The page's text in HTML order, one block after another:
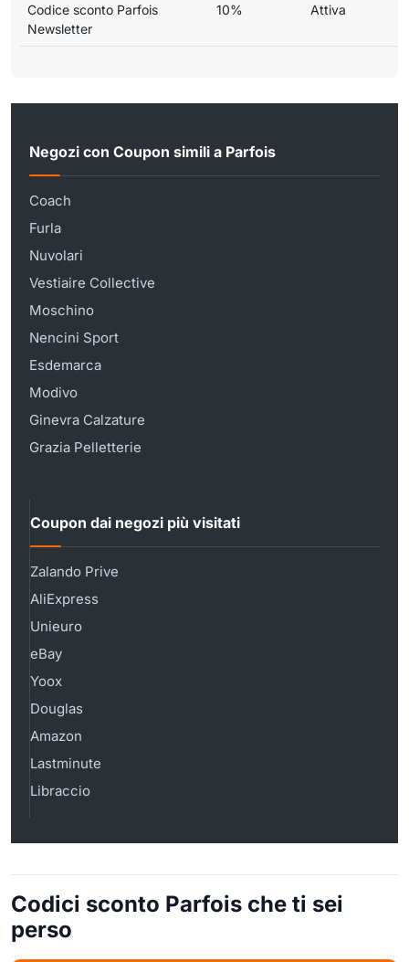
Codice sconto Parfois
Newsletter
10% Attiva
Negozi con Coupon simili a Parfois
Coach
Furla
Nuvolari
Vestiaire Collective
Moschino
Nencini Sport
Esdemarca
Modivo
Ginevra Calzature
Grazia Pelletterie
Coupon dai negozi più visitati
Zalando Prive
AliExpress
Unieuro
eBay
Yoox
Douglas
Amazon
Lastminute
Libraccio
Codici sconto Parfois che ti sei
perso